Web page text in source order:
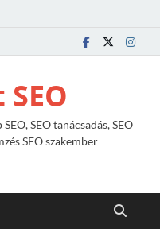
SEO tanácsadás, SEO
SEO szakember